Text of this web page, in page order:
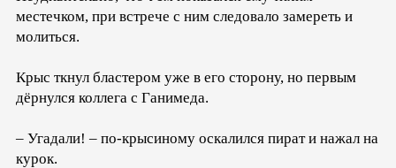
местечком, при встрече с ним следовало замереть и
молиться.
Крыс ткнул бластером уже в его сторону, но первым
дёрнулся коллега с Ганимеда.
– Угадали! – по-крысиному оскалился пират и нажал на
курок.